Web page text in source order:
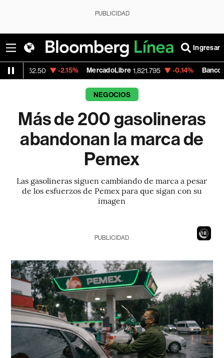
PUBLICIDAD
Ingresar
-2.15% MercadoLibre 1,821.795 -0.14% Banco de Bogota
NEGOCIOS
Más de 200 gasolineras
abandonan la marca de
Pemex
Las gasolineras siguen cambiando de marca a pesar
de los esfuerzos de Pemex para que sigan con su
imagen
16
PUBLICIDAD